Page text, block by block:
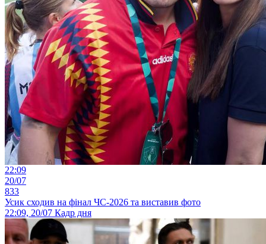
22:09
20/07
833
Усик сходив на фінал ЧС-2026 та виставив фото
22:09, 20/07 Кадр дня